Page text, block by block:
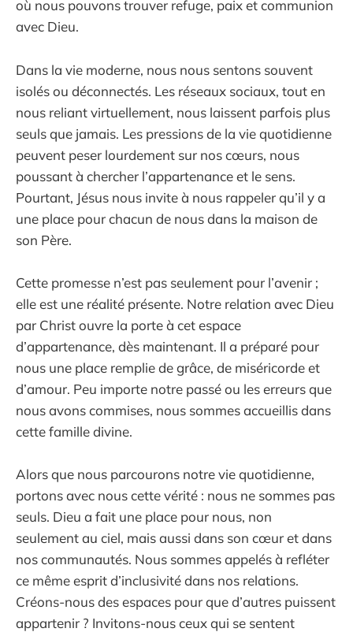
où nous pouvons trouver refuge, paix et communion
avec Dieu.
Dans la vie moderne, nous nous sentons souvent
isolés ou déconnectés. Les réseaux sociaux, tout en
nous reliant virtuellement, nous laissent parfois plus
seuls que jamais. Les pressions de la vie quotidienne
peuvent peser lourdement sur nos cœurs, nous
poussant à chercher l’appartenance et le sens.
Pourtant, Jésus nous invite à nous rappeler qu’il y a
une place pour chacun de nous dans la maison de
son Père.
Cette promesse n’est pas seulement pour l’avenir ;
elle est une réalité présente. Notre relation avec Dieu
par Christ ouvre la porte à cet espace
d’appartenance, dès maintenant. Il a préparé pour
nous une place remplie de grâce, de miséricorde et
d’amour. Peu importe notre passé ou les erreurs que
nous avons commises, nous sommes accueillis dans
cette famille divine.
Alors que nous parcourons notre vie quotidienne,
portons avec nous cette vérité : nous ne sommes pas
seuls. Dieu a fait une place pour nous, non
seulement au ciel, mais aussi dans son cœur et dans
nos communautés. Nous sommes appelés à refléter
ce même esprit d’inclusivité dans nos relations.
Créons-nous des espaces pour que d’autres puissent
appartenir ? Invitons-nous ceux qui se sentent